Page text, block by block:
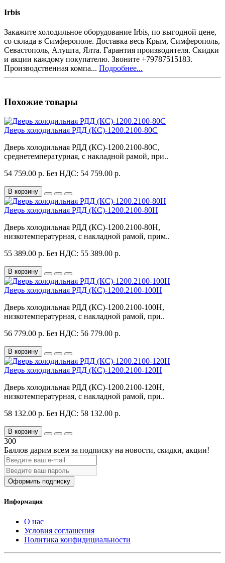
Irbis
Закажите холодильное оборудование Irbis, по выгодной цене,
со склада в Симферополе. Доставка весь Крым, Симферополь,
Севастополь, Алушта, Ялта. Гарантия производителя. Скидки
и акции каждому покупателю. Звоните +79787515183.
Производственная компа... Подробнее...
Похожие товары
Дверь холодильная РДД (КС)-1200.2100-80С
Дверь холодильная РДД (КС)-1200.2100-80С,
среднетемпературная, с накладной рамой, при..
54 759.00 р. Без НДС: 54 759.00 р.
В корзину
Дверь холодильная РДД (КС)-1200.2100-80Н
Дверь холодильная РДД (КС)-1200.2100-80Н,
низкотемпературная, с накладной рамой, прим..
55 389.00 р. Без НДС: 55 389.00 р.
В корзину
Дверь холодильная РДД (КС)-1200.2100-100Н
Дверь холодильная РДД (КС)-1200.2100-100Н,
низкотемпературная, с накладной рамой, при..
56 779.00 р. Без НДС: 56 779.00 р.
В корзину
Дверь холодильная РДД (КС)-1200.2100-120Н
Дверь холодильная РДД (КС)-1200.2100-120Н,
низкотемпературная, с накладной рамой, при..
58 132.00 р. Без НДС: 58 132.00 р.
В корзину
300
Баллов дарим всем за подписку на новости, скидки, акции!
Оформить подписку
Информация
О нас
Условия соглашения
Политика конфидициальности